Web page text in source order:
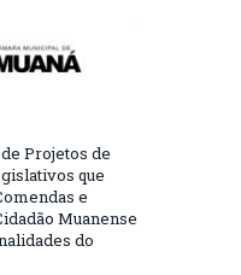
Projetos de
que
e
Muanense
do